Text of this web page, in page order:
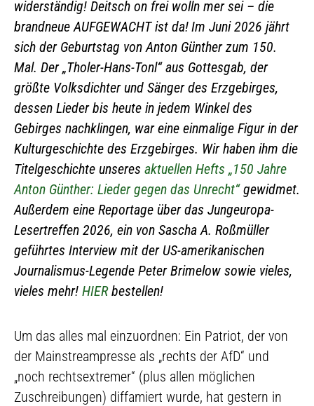
widerständig! Deitsch on frei wolln mer sei – die
brandneue AUFGEWACHT ist da!Im Juni 2026 jährt
sich der Geburtstag von Anton Günther zum 150.
Mal. Der „Tholer-Hans-Tonl“ aus Gottesgab, der
größte Volksdichter und Sänger des Erzgebirges,
dessen Lieder bis heute in jedem Winkel des
Gebirges nachklingen, war eine einmalige Figur in der
Kulturgeschichte des Erzgebirges. Wir haben ihm die
Titelgeschichte unseres aktuellen Hefts „150 Jahre
Anton Günther: Lieder gegen das Unrecht“gewidmet.
Außerdem eine Reportage über das Jungeuropa-
Lesertreffen 2026, ein von Sascha A. Roßmüller
geführtes Interview mit der US-amerikanischen
Journalismus-Legende Peter Brimelow sowie vieles,
vieles mehr! HIERbestellen!
Um das alles mal einzuordnen: Ein Patriot, der von
der Mainstreampresse als „rechts der AfD“ und
„noch rechtsextremer“ (plus allen möglichen
Zuschreibungen) diffamiert wurde, hat gestern in